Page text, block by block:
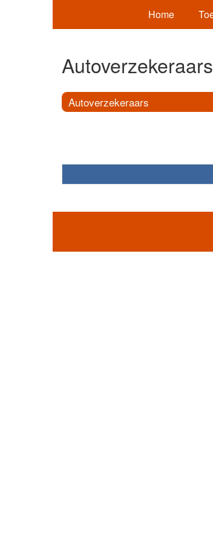
Home
Autoverzekeraars
Autoverzekeraars